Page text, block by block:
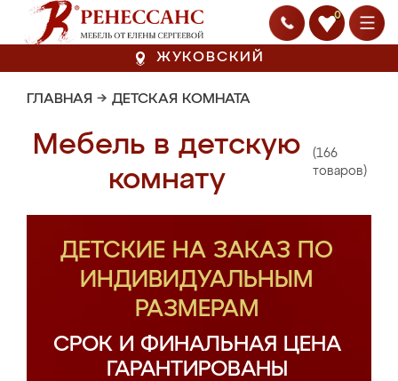
0
ЖУКОВСКИЙ
ГЛАВНАЯ → ДЕТСКАЯ КОМНАТА
Мебель в детскую
комнату
(166
товаров)
ДЕТСКИЕ НА ЗАКАЗ ПО
ИНДИВИДУАЛЬНЫМ
РАЗМЕРАМ
СРОК И ФИНАЛЬНАЯ ЦЕНА
ГАРАНТИРОВАНЫ